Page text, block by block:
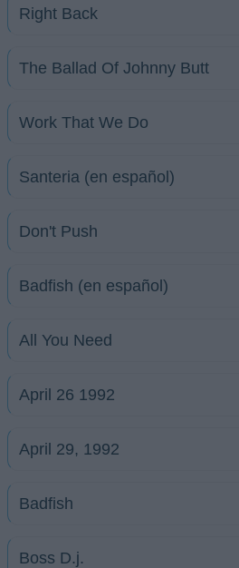
Right Back
The Ballad Of Johnny Butt
Work That We Do
Santeria (en español)
Don't Push
Badfish (en español)
All You Need
April 26 1992
April 29, 1992
Badfish
Boss D.j.